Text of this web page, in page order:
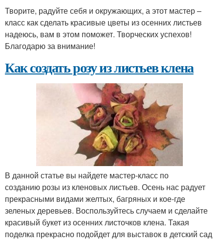
Творите, радуйте себя и окружающих, а этот мастер –
класс как сделать красивые цветы из осенних листьев
надеюсь, вам в этом поможет. Творческих успехов!
Благодарю за внимание!
Как создать розу из листьев клена
В данной статье вы найдете мастер-класс по
созданию розы из кленовых листьев. Осень нас радует
прекрасными видами желтых, багряных и кое-где
зеленых деревьев. Воспользуйтесь случаем и сделайте
красивый букет из осенних листочков клена. Такая
поделка прекрасно подойдет для выставок в детский сад